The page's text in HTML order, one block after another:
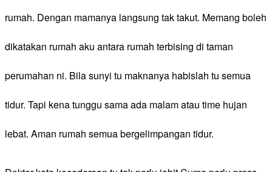
rumah. Dengan mamanya langsung tak takut. Memang boleh
dikatakan rumah aku antara rumah terbising di taman
perumahan ni. Bila sunyi tu maknanya habislah tu semua
tidur. Tapi kena tunggu sama ada malam atau time hujan
lebat. Aman rumah semua bergelimpangan tidur.